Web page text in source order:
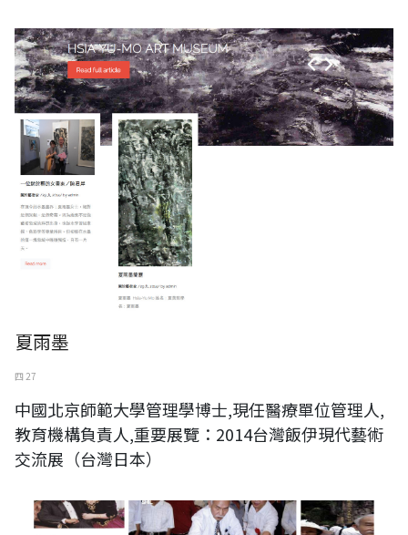
夏雨墨
四 27
中國北京師範大學管理學博士,現任醫療單位管理人,
教育機構負責人,重要展覽：2014台灣飯伊現代藝術
交流展（台灣日本）